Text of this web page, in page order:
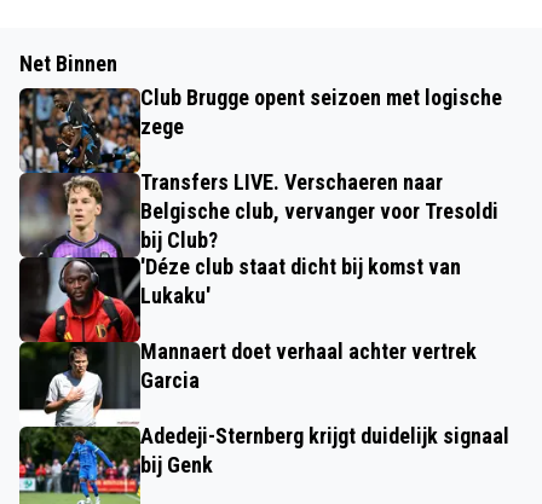
Net Binnen
Club Brugge opent seizoen met logische
zege
Transfers LIVE. Verschaeren naar
Belgische club, vervanger voor Tresoldi
bij Club?
'Déze club staat dicht bij komst van
Lukaku'
Mannaert doet verhaal achter vertrek
Garcia
Adedeji-Sternberg krijgt duidelijk signaal
bij Genk